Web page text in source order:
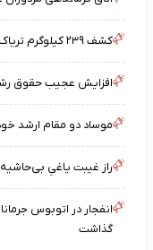
کشف ۲۳۹ کیلوگرم تریاک و بازداشت ۲ قاچاقچی در قم
افزایش عجیب حقوق
موساد دو مقام ارشد خود
راز غیبت یاغیِ
انفجار در اتوبوس
گذاشت